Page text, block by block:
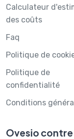
Calculateur
des coûts
Faq
Politique de
Politique de
confidentialité
Conditions
Ovesio